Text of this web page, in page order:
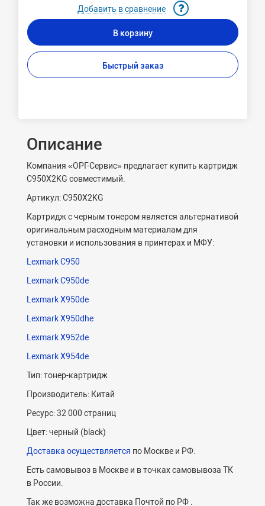
Добавить в сравнение
В корзину
Быстрый заказ
Описание
Компания «ОРГ-Сервис» предлагает купить картридж
C950X2KG совместимый.
Артикул: C950X2KG
Картридж c черным тонером является альтернативой
оригинальным расходным материалам для
установки и использования в принтерах и МФУ:
Lexmark C950
Lexmark C950de
Lexmark X950de
Lexmark X950dhe
Lexmark X952de
Lexmark X954de
Тип: тонер-картридж
Производитель: Китай
Ресурс: 32 000 страниц
Цвет: черный (black)
Доставка осуществляется по Москве и РФ.
Есть самовывоз в Москве и в точках самовывоза ТК
в России.
Так же возможна доставка Почтой по РФ .